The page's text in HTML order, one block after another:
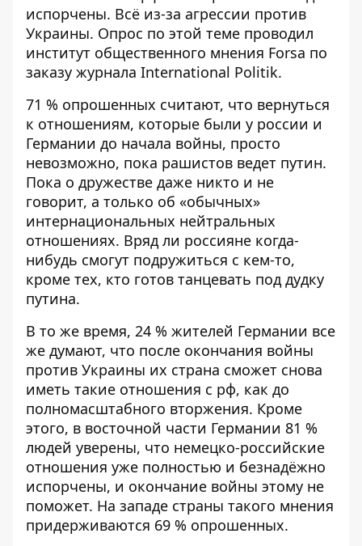
испорчены. Всё из-за агрессии против
Украины. Опрос по этой теме проводил
институт общественного мнения Forsa по
заказу журнала International Politik.
71 % опрошенных считают, что вернуться
к отношениям, которые были у россии и
Германии до начала войны, просто
невозможно, пока рашистов ведет путин.
Пока о дружестве даже никто и не
говорит, а только об «обычных»
интернациональных нейтральных
отношениях. Вряд ли россияне когда-
нибудь смогут подружиться с кем-то,
кроме тех, кто готов танцевать под дудку
путина.
В то же время, 24 % жителей Германии все
же думают, что после окончания войны
против Украины их страна сможет снова
иметь такие отношения с рф, как до
полномасштабного вторжения. Кроме
этого, в восточной части Германии 81 %
людей уверены, что немецко-российские
отношения уже полностью и безнадёжно
испорчены, и окончание войны этому не
поможет. На западе страны такого мнения
придерживаются 69 % опрошенных.